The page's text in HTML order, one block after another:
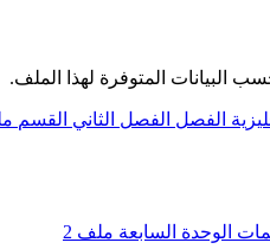
البيانات المتوفرة لهذا الملف.
الفصل الفصل الثاني القسم
الوحدة السابعة ملف 2